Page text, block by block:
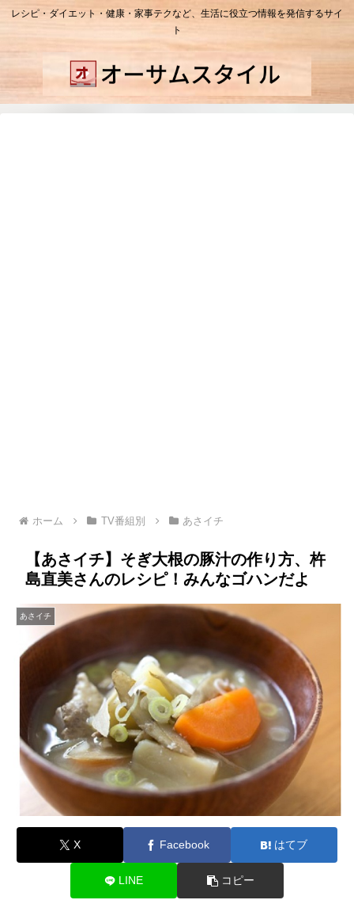
レシピ・ダイエット・健康・家事テクなど、生活に役立つ情報を発信するサイ
ト
ホーム TV番組別 あさイチ
【あさイチ】そぎ大根の豚汁の作り方、杵
島直美さんのレシピ！みんなゴハンだよ
あさイチ
X Facebook はてブ
LINE コピー